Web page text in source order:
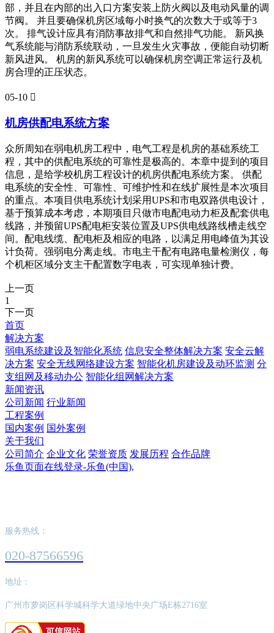
部，并且在内部的出入口方案安装上防火阀以及电动风量的调
节阀。 并且要确保机房区域每小时换气的次数大于或等于3
次。 排气设计应具有消防事故排气和自然排气功能。 新风换
气系统能与消防系统联动，一旦发生火灾事故，便能自动切断
新风进风。 机房的新风系统可以确保机房空调正常运行及机
房合理的正压状态。
05-10 
机房供配电系统方案
众所周知在弱电机房工程中，电气工程是机房的基础系统工
程，其中的供配电系统的可靠性是极高的。本章中提到的项目
信息，是给学校机房工程设计的机房供配电系统方案。 供配
电系统的安全性、可靠性、可维护性和在线扩展性是本次项目
的重点。本项目供电系统计划采用UPS和市电双路供电设计，
基于预算成本考虑，本期项目只做市电配电动力柜及配套供电
线路，并预留UPS配电柜安装位置及UPS供电线路线槽走线空
间。配电线缆、配电柜及相应的电路，以满足用电峰值为其设
计负荷。强弱电分离走线。市电主干配有电路电量检测仪，每
个机柜区域分支主干配置数字电表，可实现单独计费。
上一页
1
下一页
首页
解决方案
弱电系统建设及智能化系统 信息安全整体解决方案 安全云解
决方案 安全无线网络建设方案 智能化机房建设及动环监测 分
支组网及移动办公 智能化组网解决方案
新闻资讯
公司新闻 行业新闻
工程案例
国内案例 国外案例
关于我们
公司简介 企业文化 荣誉资质 发展历程 合作品牌
乐鱼页面在线登录-乐鱼(中国),
服务热线：
020-87566596
地址：
广州市萝岗区科学城科学大道绿地中央广场E栋2716室